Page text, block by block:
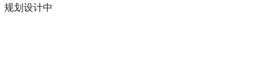
规划设计中